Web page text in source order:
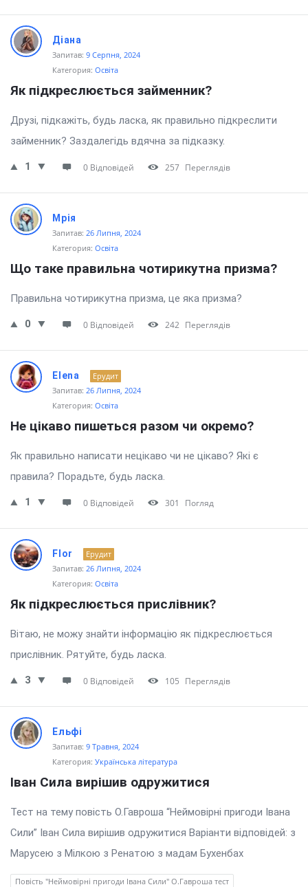
Діана
Запитав: 9 Серпня, 2024
Категория: Освіта
Як підкреслюється займенник?
Друзі, підкажіть, будь ласка, як правильно підкреслити
займенник? Заздалегідь вдячна за підказку.
1 0 Відповідей 257 Переглядів
Мрія
Запитав: 26 Липня, 2024
Категория: Освіта
Що таке правильна чотирикутна призма?
Правильна чотирикутна призма, це яка призма?
0 0 Відповідей 242 Переглядів
Elena
Ерудит
Запитав: 26 Липня, 2024
Категория: Освіта
Не цікаво пишеться разом чи окремо?
Як правильно написати нецікаво чи не цікаво? Які є
правила? Порадьте, будь ласка.
1 0 Відповідей 301 Погляд
Flor
Ерудит
Запитав: 26 Липня, 2024
Категория: Освіта
Як підкреслюється прислівник?
Вітаю, не можу знайти інформацію як підкреслюється
прислівник. Рятуйте, будь ласка.
3 0 Відповідей 105 Переглядів
Ельфі
Запитав: 9 Травня, 2024
Категория: Українська література
Іван Сила вирішив одружитися
Тест на тему повість О.Гавроша “Неймовірні пригоди Івана
Сили” Іван Сила вирішив одружитися Варіанти відповідей: з
Марусею з Мілкою з Ренатою з мадам Бухенбах
Повість "Неймовірні пригоди Івана Сили" О.Гавроша тест